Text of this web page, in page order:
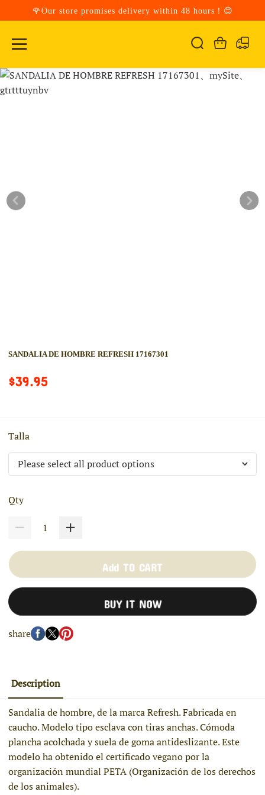
🌹Our store promises delivery within 48 hours！😊
SANDALIA DE HOMBRE REFRESH 17167301
$39.95
Talla
Qty
Add TO CART
BUY IT NOW
share
Description
Sandalia de hombre, de la marca Refresh. Fabricada en
caucho. Modelo tipo esclava con tiras anchas. Cómoda
plancha acolchada y suela de goma antideslizante. Este
modelo ha obtenido el certificado vegano por la
organización mundial PETA (Organización de los derechos
de los animales).